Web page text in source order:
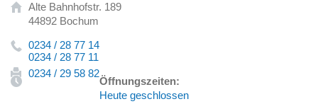
Alte Bahnhofstr. 189
44892 Bochum
0234 / 28 77 14
0234 / 28 77 11
0234 / 29 58 82
Öffnungszeiten:
Heute geschlossen